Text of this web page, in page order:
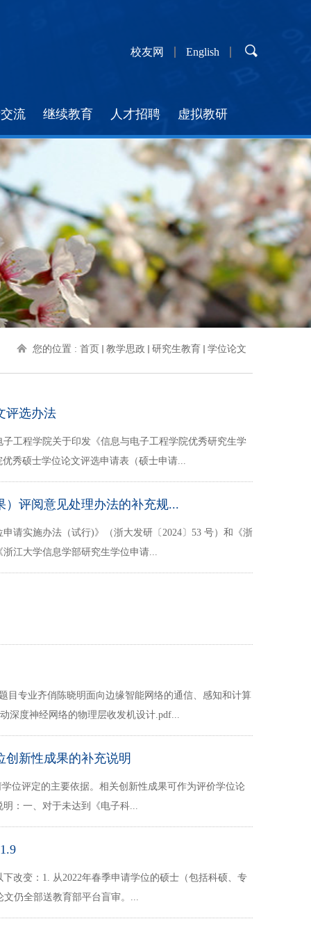
校友网 English
流 继续教育 人才招聘 虚拟教研
您的位置 : 首页 教学思政 研究生教育 学位论文
评选办法
工程学院关于印发《信息与电子工程学院优秀研究生学
秀硕士学位论文评选申请表（硕士申请...
评阅意见处理办法的补充规...
请实施办法（试行)》（浙大发研〔2024〕53 号）和《浙
江大学信息学部研究生学位申请...
目专业齐俏陈晓明面向边缘智能网络的通信、感知和计算
深度神经网络的物理层收发机设计.pdf...
新性成果的补充说明
位评定的主要依据。相关创新性成果可作为评价学位论
：一、对于未达到《电子科...
改变：1. 从2022年春季申请学位的硕士（包括科硕、专
仍全部送教育部平台盲审。...